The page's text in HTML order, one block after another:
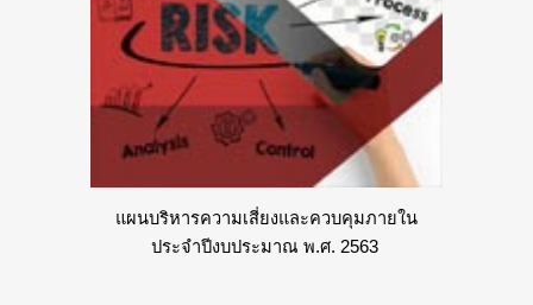
แผนบริหารความเสี่ยงและควบคุมภายใน
ประจำปีงบประมาณ พ.ศ. 2563